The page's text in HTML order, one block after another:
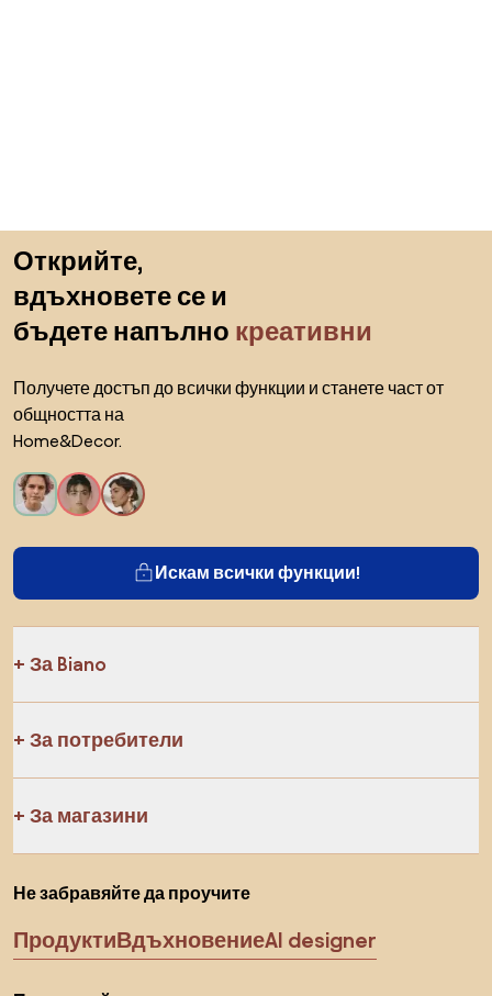
Открийте,
вдъхновете се и
бъдете напълно креативни
Получете достъп до всички функции и станете част от
общността на
Home&Decor.
Искам всички функции!
За Biano
За потребители
За магазини
Не забравяйте да проучите
ПродуктиВдъхновениеAI designer